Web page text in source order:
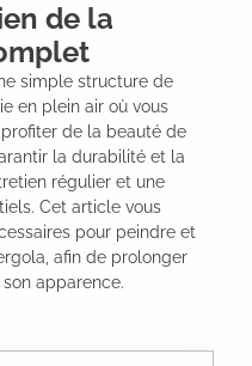
de la
simple structure de
en plein air où vous
de la beauté de
la durabilité et la
régulier et une
Cet article vous
pour peindre et
afin de prolonger
apparence.